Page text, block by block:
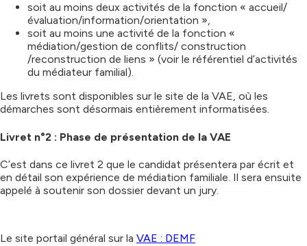
soit au moins deux activités de la fonction « accueil/
évaluation/information/orientation »,
soit au moins une activité de la fonction «
médiation/gestion de conflits/ construction
/reconstruction de liens » (voir le référentiel d’activités
du médiateur familial).
Les livrets sont disponibles sur le site de la VAE, où les
démarches sont désormais entièrement informatisées.
Livret n°2 : Phase de présentation de la VAE
C’est dans ce livret 2 que le candidat présentera par écrit et
en détail son expérience de médiation familiale. Il sera ensuite
appelé à soutenir son dossier devant un jury.
Le site portail général sur la VAE : DEMF